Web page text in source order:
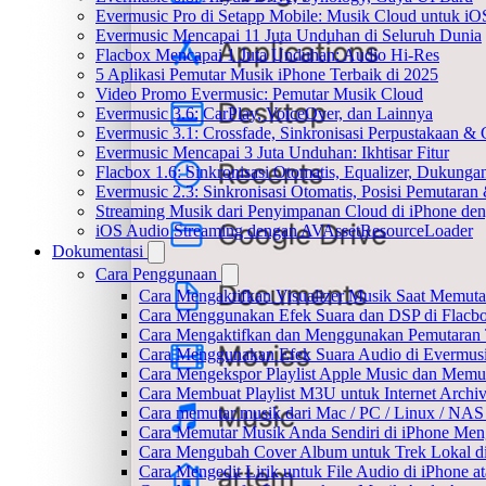
Evermusic Pro di Setapp Mobile: Musik Cloud untuk
Evermusic Mencapai 11 Juta Unduhan di Seluruh Dunia
Flacbox Mencapai 1 Juta Unduhan: Audio Hi-Res
5 Aplikasi Pemutar Musik iPhone Terbaik di 2025
Video Promo Evermusic: Pemutar Musik Cloud
Evermusic 3.6: CarPlay, VoiceOver, dan Lainnya
Evermusic 3.1: Crossfade, Sinkronisasi Perpustakaan &
Evermusic Mencapai 3 Juta Unduhan: Ikhtisar Fitur
Flacbox 1.6: Sinkronisasi Otomatis, Equalizer,
Evermusic 2.3: Sinkronisasi Otomatis, Posisi Pemutaran
Streaming Musik dari Penyimpanan Cloud di iPhone
iOS Audio Streaming dengan AVAssetResourceLoader
Dokumentasi
Cara Penggunaan
Cara Mengaktifkan Visualizer Musik Saat
Cara Menggunakan Efek Suara dan DSP di
Cara Mengaktifkan dan Menggunakan Pemutaran
Cara Menggunakan Efek Suara Audio di
Cara Mengekspor Playlist Apple Music dan
Cara Membuat Playlist M3U untuk Internet
Cara memutar musik dari Mac / PC / Linux /
Cara Memutar Musik Anda Sendiri di iPhone
Cara Mengubah Cover Album untuk Trek Lokal
Cara Mengedit Lirik untuk File Audio di iPhone